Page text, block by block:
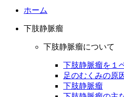
ホーム
下肢静脈瘤
下肢静脈瘤について
下肢静脈瘤を１
足のむくみの原
下肢静脈瘤